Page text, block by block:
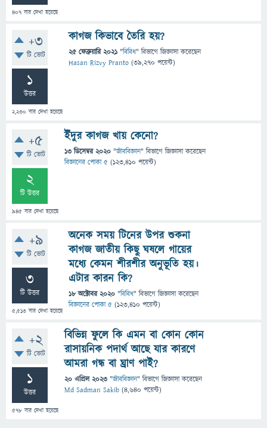
407 বার দেখা হয়েছে
+3
টি ভোট
1
উত্তর
2,230 বার দেখা হয়েছে
কাগজ কিভাবে তৈরি হয়?
25 ফেব্রুয়ারি 2021 "বিবিধ" বিভাগে জিজ্ঞাসাকরেছেন
Hasan Rizvy Pranto (39,270 পয়েন্ট)
+5
টি ভোট
2
টি উত্তর
945 বার দেখা হয়েছে
ইঁদুর কাগজ খায় কেনো?
13 ডিসেম্বর 2020 "জীববিজ্ঞান" বিভাগে জিজ্ঞাসাকরেছেন
বিজ্ঞানের পোকা ৫ (123,410 পয়েন্ট)
+9
টি ভোট
3
টি উত্তর
5,513 বার দেখা হয়েছে
অনেক সময় টিনের উপর শুকনা
কাগজ জাতীয় কিছু ঘষলে গায়ের
মধ্যে কেমন শীরশীর অনুভূতি হয়।
এটার কারন কি?
18 অক্টোবর 2020 "বিবিধ" বিভাগে জিজ্ঞাসাকরেছেন
বিজ্ঞানের পোকা ৫ (123,410 পয়েন্ট)
+2
টি ভোট
1
উত্তর
578 বার দেখা হয়েছে
বিভিন্ন ফুলে কি এমন বা কোন কোন
রাসায়নিক পদার্থ আছে যার কারণে
আমরা গন্ধ বা ঘ্রাণ পাই?
20 এপ্রিল 2023 "জীববিজ্ঞান" বিভাগে জিজ্ঞাসাকরেছেন
Md Sadman Sakib (4,640 পয়েন্ট)